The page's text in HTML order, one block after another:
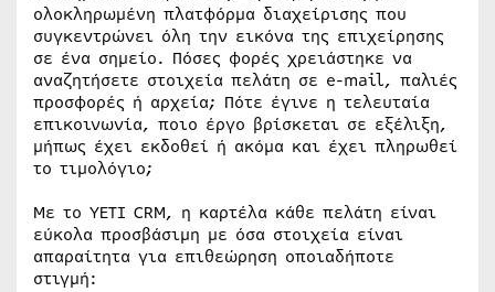
ολοκληρωμένη πλατφόρμα διαχείρισης που
συγκεντρώνει όλη την εικόνα της επιχείρησης
σε ένα σημείο. Πόσες φορές χρειάστηκε να
αναζητήσετε στοιχεία πελάτη σε e-mail, παλιές
προσφορές ή αρχεία; Πότε έγινε η τελευταία
επικοινωνία, ποιο έργο βρίσκεται σε εξέλιξη,
μήπως έχει εκδοθεί ή ακόμα και έχει πληρωθεί
το τιμολόγιο;
Με το YETI CRM, η καρτέλα κάθε πελάτη είναι
εύκολα προσβάσιμη με όσα στοιχεία είναι
απαραίτητα για επιθεώρηση οποιαδήποτε
στιγμή: